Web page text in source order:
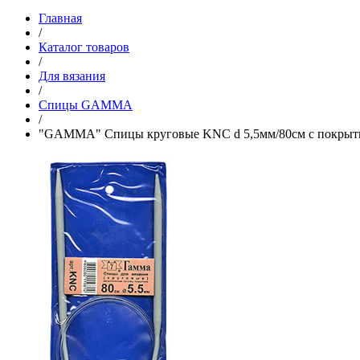
Главная
/
Каталог товаров
/
Для вязания
/
Спицы GAMMA
/
"GAMMA" Спицы круговые KNC d 5,5мм/80см с